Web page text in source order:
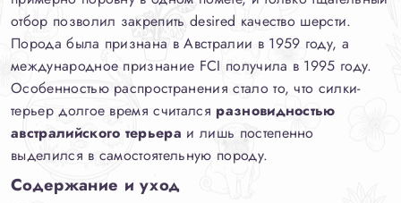
отбор позволил закрепить desired качество шерсти.
Порода была признана в Австралии в 1959 году, а
международное признание FCI получила в 1995 году.
Особенностью распространения стало то, что силки-
терьер долгое время считался разновидностью
австралийского терьера и лишь постепенно
выделился в самостоятельную породу.
Содержание и уход